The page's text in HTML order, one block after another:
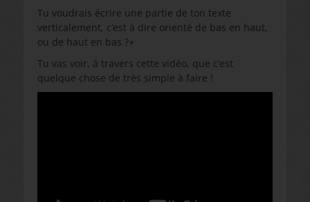
Tu voudrais écrire une partie de ton texte
verticalement, c’est à dire orienté de bas en haut,
ou de haut en bas ?+
Tu vas voir, à travers cette vidéo, que c’est
quelque chose de très simple à faire !